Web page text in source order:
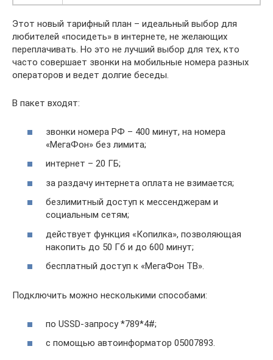
Этот новый тарифный план – идеальный выбор для
любителей «посидеть» в интернете, не желающих
переплачивать. Но это не лучший выбор для тех, кто
часто совершает звонки на мобильные номера разных
операторов и ведет долгие беседы.
В пакет входят:
звонки номера РФ – 400 минут, на номера
«МегаФон» без лимита;
интернет – 20 ГБ;
за раздачу интернета оплата не взимается;
безлимитный доступ к мессенджерам и
социальным сетям;
действует функция «Копилка», позволяющая
накопить до 50 Гб и до 600 минут;
бесплатный доступ к «МегаФон ТВ».
Подключить можно несколькими способами:
по USSD-запросу *789*4#;
с помощью автоинформатор 05007893.